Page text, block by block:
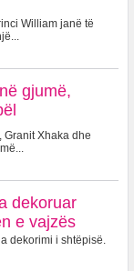
William janë të
gjumë,
Granit Xhaka dhe
dekoruar
e vajzës
dekorimi i shtëpisë.